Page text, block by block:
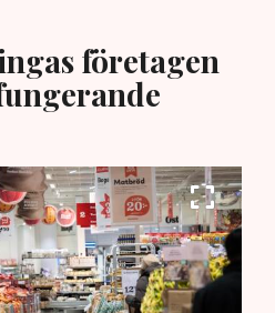
företagen